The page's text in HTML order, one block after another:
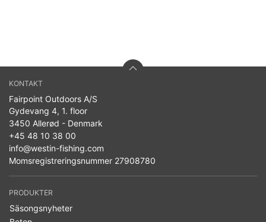
KONTAKT
Fairpoint Outdoors A/S
Gydevang 4, 1. floor
3450 Allerød - Denmark
+45 48 10 38 00
info@westin-fishing.com
Momsregistreringsnummer 27908780
PRODUKTER
Säsongsnyheter